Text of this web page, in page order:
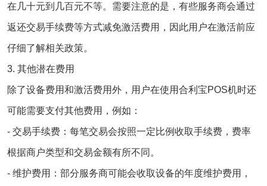
在几十元到几百元不等。需要注意的是，有些服务商会通过
返还交易手续费等方式减免激活费用，因此用户在激活前应
仔细了解相关政策。
3. 其他潜在费用
除了设备费用和激活费用外，用户在使用合利宝POS机时还
可能需要支付其他费用，例如：
- 交易手续费：每笔交易会按照一定比例收取手续费，费率
根据商户类型和交易金额有所不同。
- 维护费用：部分服务商可能会收取设备的年度维护费用，